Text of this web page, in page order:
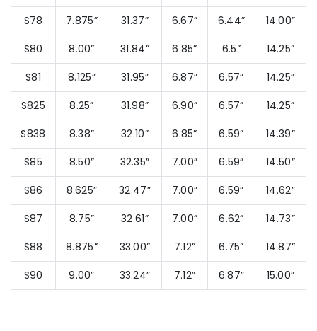
S78 7.875” 31.37” 6.67” 6.44”
14.00”
S80
8.00” 31.84” 6.85” 6.5”
14.25”
S81
8.125” 31.95” 6.87” 6.57”
14.25”
S825
8.25” 31.98” 6.90” 6.57”
14.25”
S838
8.38” 32.10” 6.85” 6.59”
14.39”
S85
8.50” 32.35” 7.00” 6.59”
14.50”
S86
8.625” 32.47” 7.00” 6.59”
14.62”
S87
8.75” 32.61” 7.00” 6.62”
14.73”
S88
8.875” 33.00” 7.12” 6.75”
14.87”
S90
9.00” 33.24” 7.12” 6.87” 15.00”